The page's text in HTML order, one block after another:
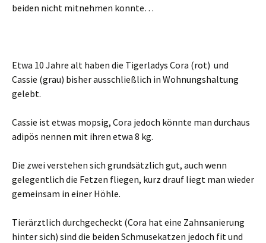
beiden nicht mitnehmen konnte…
Etwa 10 Jahre alt haben die Tigerladys Cora (rot) und
Cassie (grau) bisher ausschließlich in Wohnungshaltung
gelebt.
Cassie ist etwas mopsig, Cora jedoch könnte man durchaus
adipös nennen mit ihren etwa 8 kg.
Die zwei verstehen sich grundsätzlich gut, auch wenn
gelegentlich die Fetzen fliegen, kurz drauf liegt man wieder
gemeinsam in einer Höhle.
Tierärztlich durchgecheckt (Cora hat eine Zahnsanierung
hinter sich) sind die beiden Schmusekatzen jedoch fit und